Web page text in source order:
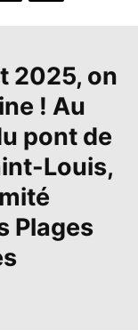
2025, on
! Au
pont de
Louis,
Plages